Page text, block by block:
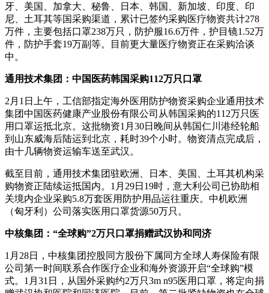
牙、美国、加拿大、秘鲁、日本、韩国、新加坡、印度、印
尼、土耳其等国采购渠道，累计已签约采购医疗物资共计278
万件，主要包括口罩238万只，防护服16.6万件，护目镜1.52万
件，防护手套19万副等。目前更大量医疗物资正在采购洽谈
中。
通用技术集团：中国医药韩国采购112万只口罩
2月1日上午，工信部指定海外医用防护物资采购企业通用技术
集团中国医药健康产业股份有限公司从韩国采购的112万只医
用口罩运抵北京。这批物资1月30日晚间从韩国仁川港经轮船
到山东威海后陆运到北京，耗时39个小时。物资清点完成后，
由十几辆物资运输车送至武汉。
截至目前，通用技术集团驻欧洲、日本、美国、土耳其机构采
购物资正陆续运抵国内。1月29日19时，意大利公司已协助相
关境内企业采购5.8万套医用防护用品运往重庆。中机欧洲
（匈牙利）公司落实医用口罩货源50万只。
中核集团：“全球购”2万只口罩捐赠武汉协和同济
1月28日，中核集团控股同方股份下属同方全球人寿保险有限
公司第一时间联系合作医疗企业和海外资源开启“全球购”模
式。1月31日，从国外采购约2万只3m n95医用口罩，将定向捐